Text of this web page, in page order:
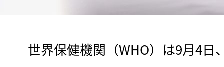
世界保健機関（WHO）は9月4日